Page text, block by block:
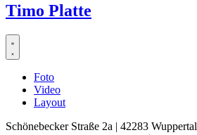
Timo Platte
Foto
Video
Layout
Schönebecker Straße 2a | 42283 Wuppertal